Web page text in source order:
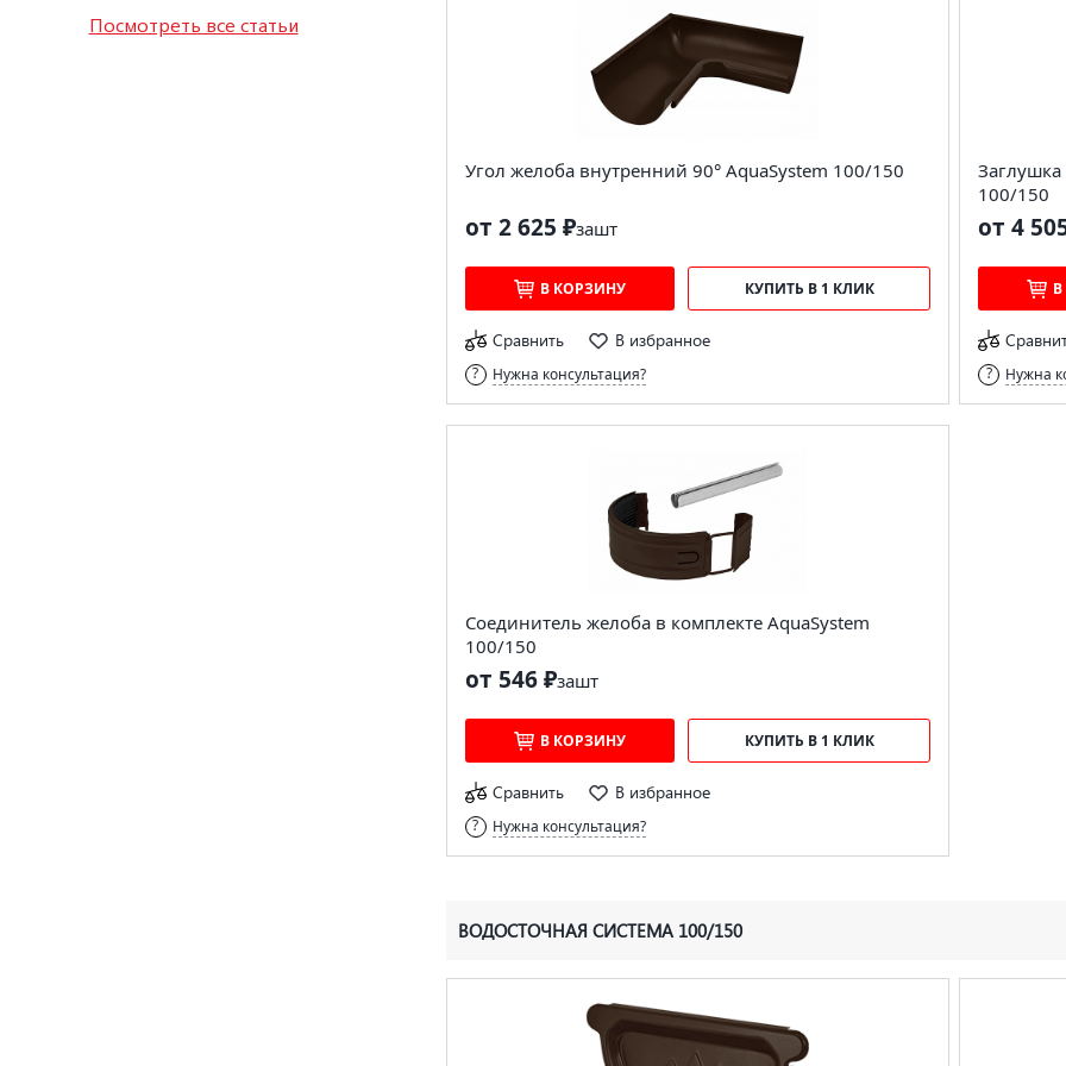
Посмотреть все статьи
Угол желоба внутренний 90° AquaSystem 100/150
от 2 625 ₽зашт
В КОРЗИНУ КУПИТЬ В 1 КЛИК
Сравнить В избранное
Нужна консультация?
Заглушка
100/150
от 4
Нужна
Соединитель желоба в комплекте AquaSystem
100/150
от 546 ₽зашт
В КОРЗИНУ КУПИТЬ В 1 КЛИК
Сравнить В избранное
Нужна консультация?
ВОДОСТОЧНАЯ СИСТЕМА 100/150